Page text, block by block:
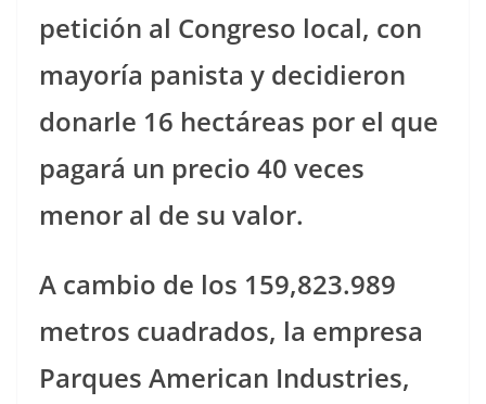
petición al Congreso local, con
mayoría panista y decidieron
donarle 16 hectáreas por el que
pagará un precio 40 veces
menor al de su valor.
A cambio de los 159,823.989
metros cuadrados, la empresa
Parques American Industries,